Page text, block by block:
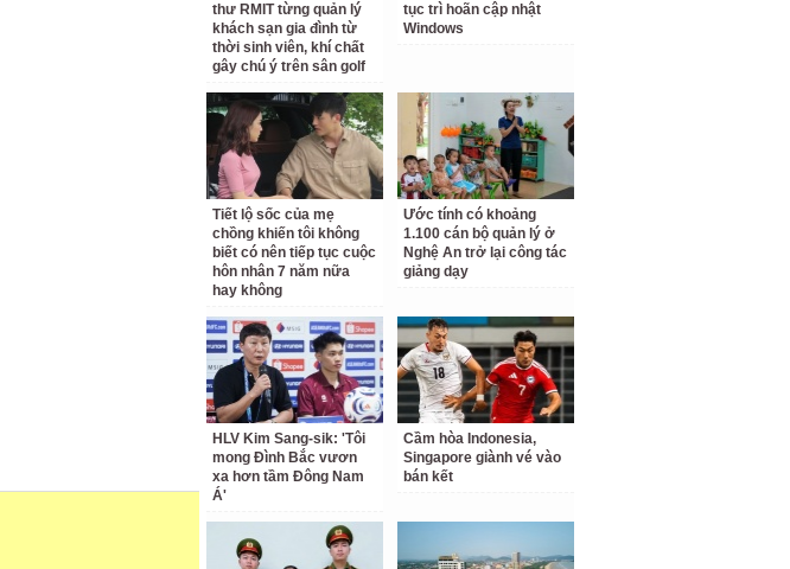
thư RMIT từng quản lý
khách sạn gia đình từ
thời sinh viên, khí chất
gây chú ý trên sân golf
tục trì hoãn cập nhật
Windows
Tiết lộ sốc của mẹ
chồng khiến tôi không
biết có nên tiếp tục cuộc
hôn nhân 7 năm nữa
hay không
Ước tính có khoảng
1.100 cán bộ quản lý ở
Nghệ An trở lại công tác
giảng dạy
HLV Kim Sang-sik: 'Tôi
mong Đình Bắc vươn
xa hơn tầm Đông Nam
Á'
Cầm hòa Indonesia,
Singapore giành vé vào
bán kết